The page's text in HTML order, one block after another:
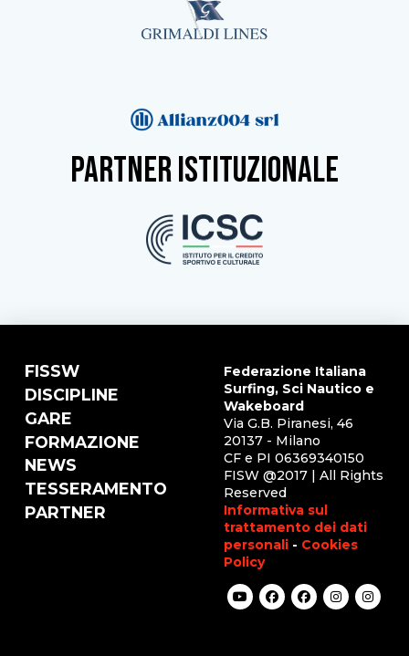
partner istituzionale
FISSW
DISCIPLINE
GARE
FORMAZIONE
NEWS
TESSERAMENTO
PARTNER
Federazione Italiana
Surfing, Sci Nautico e
Wakeboard
Via G.B. Piranesi, 46
20137 - Milano
CF e PI 06369340150
FISW @2017 | All Rights
Reserved
Informativa sul
trattamento dei dati
personali - Cookies
Policy